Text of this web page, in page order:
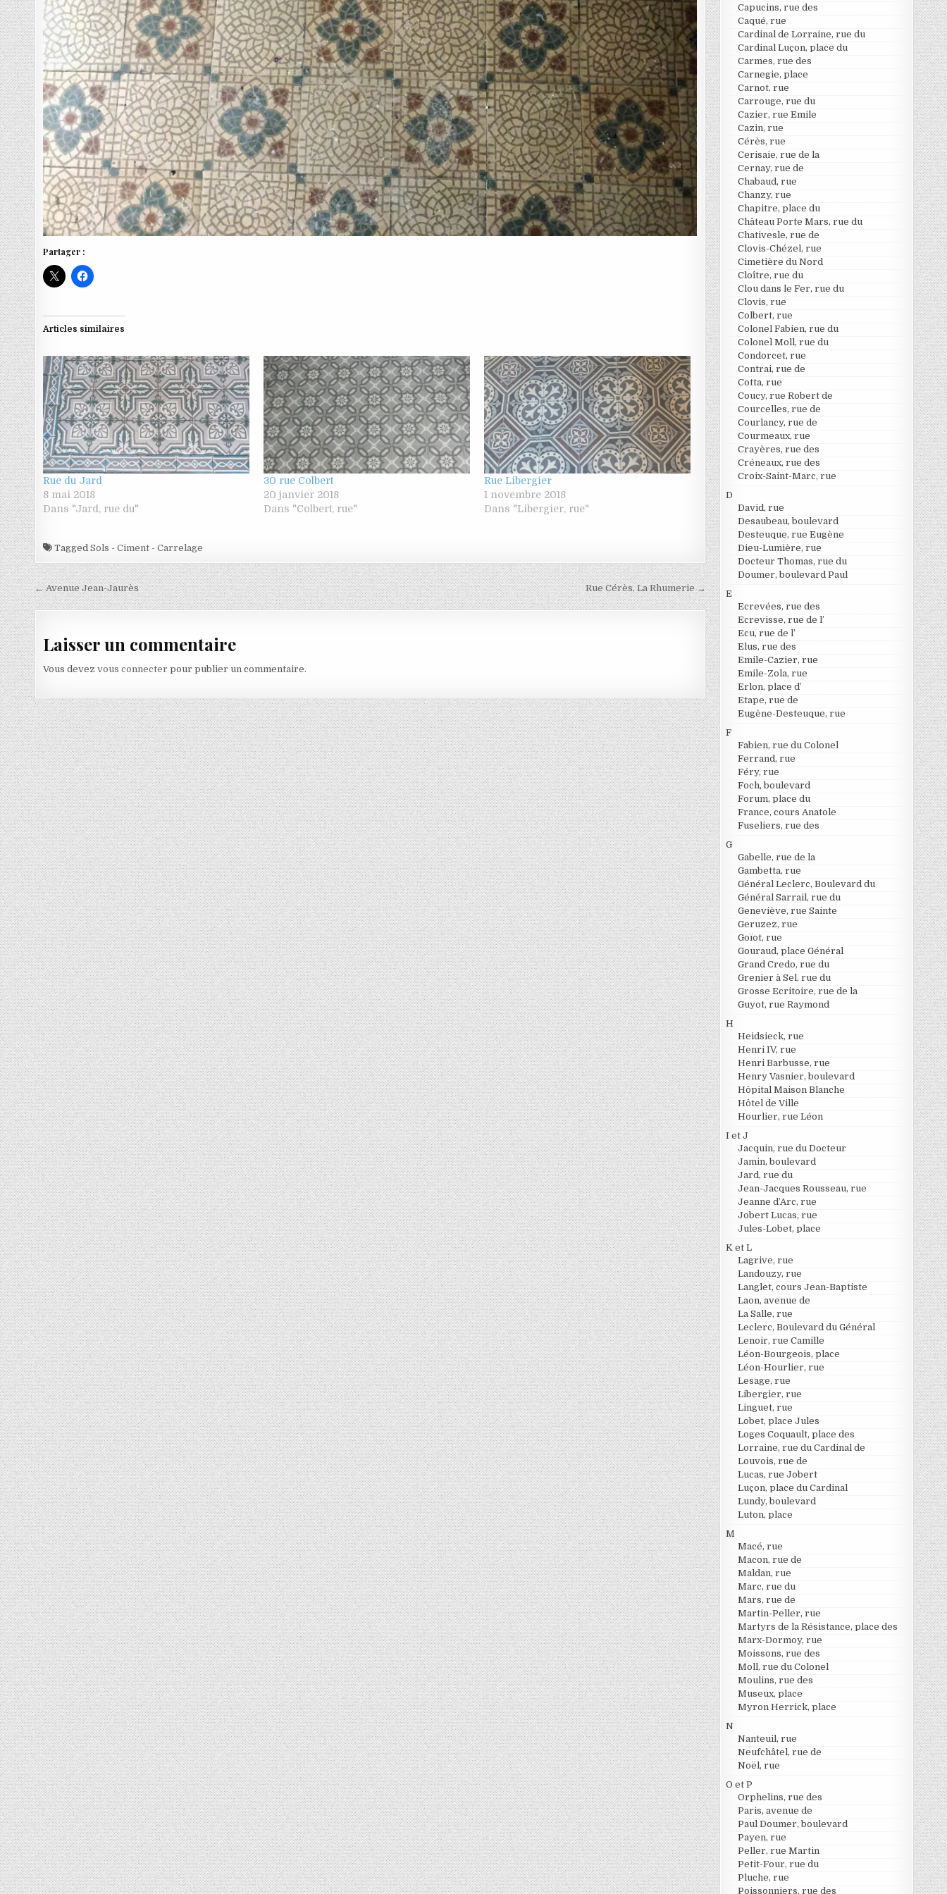
Partager :
Articles similaires
Rue du Jard
8 mai 2018
Dans "Jard, rue du"
30 rue Colbert
20 janvier 2018
Dans "Colbert, rue"
Rue Libergier
1 novembre 2018
Dans "Libergier, rue"
TaggedSols - Ciment - Carrelage
Navigation de l’article Rue Cérès, La Rhumerie →
← Avenue Jean-Jaurès
Laisser un commentaire
Vous devezvous connecter pour publier un commentaire.
Capucins, rue des
Caqué, rue
Cardinal de Lorraine, rue du
Cardinal Luçon, place du
Carmes, rue des
Carnegie, place
Carnot, rue
Carrouge, rue du
Cazier, rue Emile
Cazin, rue
Cérès, rue
Cerisaie, rue de la
Cernay, rue de
Chabaud, rue
Chanzy, rue
Chapitre, place du
Château Porte Mars, rue du
Chativesle, rue de
Clovis-Chézel, rue
Cimetière du Nord
Cloître, rue du
Clou dans le Fer, rue du
Clovis, rue
Colbert, rue
Colonel Fabien, rue du
Colonel Moll, rue du
Condorcet, rue
Contrai, rue de
Cotta, rue
Coucy, rue Robert de
Courcelles, rue de
Courlancy, rue de
Courmeaux, rue
Crayères, rue des
Créneaux, rue des
Croix-Saint-Marc, rue
D
David, rue
Desaubeau, boulevard
Desteuque, rue Eugène
Dieu-Lumière, rue
Docteur Thomas, rue du
Doumer, boulevard Paul
E
Ecrevées, rue des
Ecrevisse, rue de l’
Ecu, rue de l’
Elus, rue des
Emile-Cazier, rue
Emile-Zola, rue
Erlon, place d’
Etape, rue de
Eugène-Desteuque, rue
F
Fabien, rue du Colonel
Ferrand, rue
Féry, rue
Foch, boulevard
Forum, place du
France, cours Anatole
Fuseliers, rue des
G
Gabelle, rue de la
Gambetta, rue
Général Leclerc, Boulevard du
Général Sarrail, rue du
Geneviève, rue Sainte
Geruzez, rue
Goïot, rue
Gouraud, place Général
Grand Credo, rue du
Grenier à Sel, rue du
Grosse Ecritoire, rue de la
Guyot, rue Raymond
H
Heidsieck, rue
Henri IV, rue
Henri Barbusse, rue
Henry Vasnier, boulevard
Hôpital Maison Blanche
Hôtel de Ville
Hourlier, rue Léon
I et J
Jacquin, rue du Docteur
Jamin, boulevard
Jard, rue du
Jean-Jacques Rousseau, rue
Jeanne d’Arc, rue
Jobert Lucas, rue
Jules-Lobet, place
K et L
Lagrive, rue
Landouzy, rue
Langlet, cours Jean-Baptiste
Laon, avenue de
La Salle, rue
Leclerc, Boulevard du Général
Lenoir, rue Camille
Léon-Bourgeois, place
Léon-Hourlier, rue
Lesage, rue
Libergier, rue
Linguet, rue
Lobet, place Jules
Loges Coquault, place des
Lorraine, rue du Cardinal de
Louvois, rue de
Lucas, rue Jobert
Luçon, place du Cardinal
Lundy, boulevard
Luton, place
M
Macé, rue
Macon, rue de
Maldan, rue
Marc, rue du
Mars, rue de
Martin-Peller, rue
Martyrs de la Résistance, place des
Marx-Dormoy, rue
Moissons, rue des
Moll, rue du Colonel
Moulins, rue des
Museux, place
Myron Herrick, place
N
Nanteuil, rue
Neufchâtel, rue de
Noël, rue
O et P
Orphelins, rue des
Paris, avenue de
Paul Doumer, boulevard
Payen, rue
Peller, rue Martin
Petit-Four, rue du
Pluche, rue
Poissonniers, rue des